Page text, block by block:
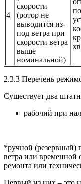
4
скорости
(ротор не
выводится из-
под ветра при
скорости ветра
выше
номинальной)
2.3.3 Перечень
Существует два
рабочий при
*ручной (резервный)
ветра или временной
ремонта или